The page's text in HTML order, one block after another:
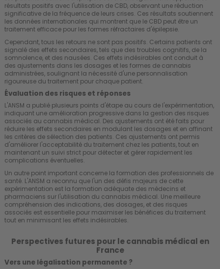
résultats positifs avec l'utilisation de CBD, observant une réduction
significative de la fréquence de leurs crises. Ces résultats soutiennent
les données internationales qui montrent que le CBD peut être un
traitement efficace pour les formes réfractaires d'épilepsie.
Cependant, tous les retours ne sont pas positifs. Certains patients ont
signalé des effets secondaires, tels que des troubles cognitifs, de la
somnolence, et des nausées. Ces effets indésirables ont conduit à
des ajustements dans les dosages et les formes de cannabis
administrées, soulignant la nécessité d'une personnalisation
rigoureuse du traitement pour chaque patient.
Évaluation des risques et réponses
L'ANSM a publié plusieurs points d'étape au cours de l'expérimentation,
indiquant une amélioration progressive dans la gestion des risques
associés au cannabis médical. Des ajustements ont été faits pour
réduire les effets secondaires en modulant les dosages et en affinant
les critères de sélection des patients. Ces ajustements ont permis
d'améliorer l'acceptabilité du traitement chez les patients, tout en
maintenant un suivi strict pour détecter et gérer rapidement les
complications éventuelles.
Un autre point important concerne la formation des professionnels de
santé. L'ANSM a reconnu que l'un des défis majeurs de cette
expérimentation est la formation adéquate des médecins et
pharmaciens sur l'utilisation du cannabis médical. Une meilleure
compréhension des indications, des dosages, et des risques
associés est essentielle pour maximiser les bénéfices du traitement
tout en minimisant les effets indésirables.
Perspectives futures pour le cannabis médical en
France
Vers une légalisation permanente ?